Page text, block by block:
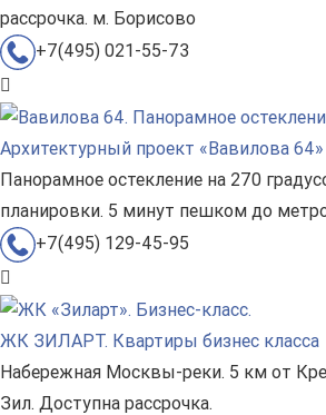
рассрочка. м. Борисово
+7(495) 021-55-73
Архитектурный проект «Вавилова 64»
Панорамное остекление на 270
планировки. 5 минут пешком до
+7(495) 129-45-95
ЖК ЗИЛАРТ. Квартиры бизнес класса
Набережная Москвы-реки. 5 км от
Зил. Доступна рассрочка.